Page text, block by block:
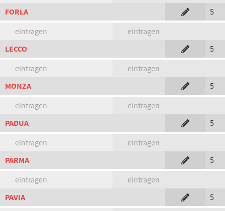
FORLA
5
eintragen
eintragen
LECCO
5
eintragen
eintragen
MONZA
5
eintragen
eintragen
PADUA
5
eintragen
eintragen
PARMA
5
eintragen
eintragen
PAVIA
5